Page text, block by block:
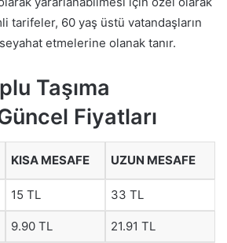
tarifeler, 60 yaş üstü vatandaşların
etmelerine olanak tanır.
Taşıma
Fiyatları
KISA MESAFE UZUN MESAFE
15 TL 33 TL
9.90 TL 21.91 TL